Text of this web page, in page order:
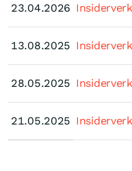
23.04.2026
13.08.2025
28.05.2025
21.05.2025
23.04.2026
13.08.2025
28.05.2025
21.05.2025